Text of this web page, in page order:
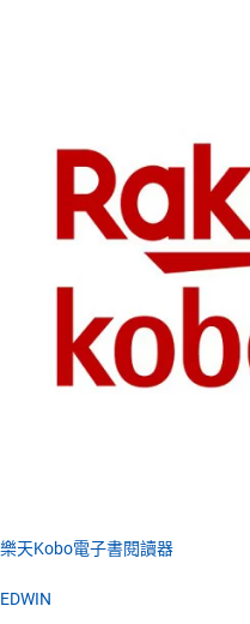
樂天Kobo電子書閱讀器
EDWIN